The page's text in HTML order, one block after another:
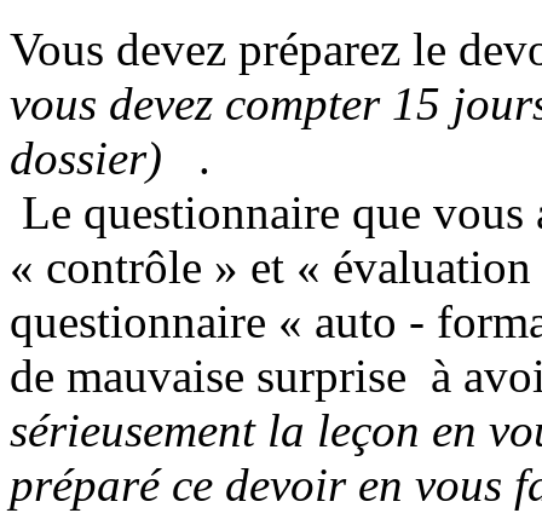
Vous devez préparez le
vous devez compter 15
dossier)
.
Le questionnaire que vous
« contrôle » et « évaluation
questionnaire « auto -
de mauvaise surprise à
sérieusement la leçon en
préparé ce devoir en vous